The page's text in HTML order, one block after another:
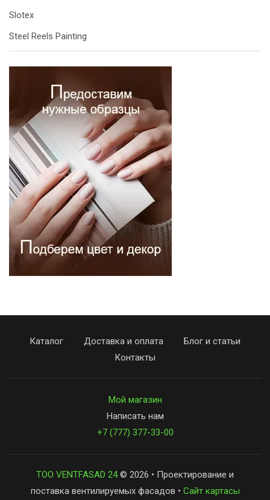
Slotex
Steel Reels Painting
Каталог Доставка и оплата
Блог и статьи
Контакты
Мой магазин
Написать нам
+7 (777) 377-33-00
ТОО VENTFASAD 24© 2026 • Проектирование и
поставка вентилируемых фасадов • Сайт картасы